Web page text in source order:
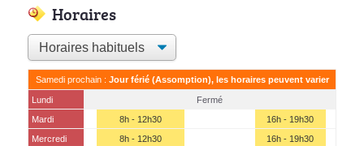
Horaires
Samedi prochain : Jour férié (Assomption), les horaires peuvent varier
Lundi
Fermé
Mardi
8h - 12h30
16h - 19h30
Mercredi
8h - 12h30
16h - 19h30